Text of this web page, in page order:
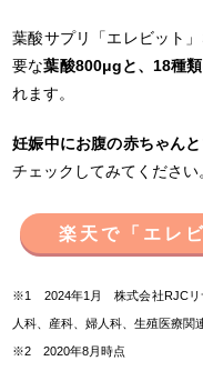
葉酸サプリ「エレビット
要な葉酸800μgと、18種
れます。
妊娠中にお腹の赤ちゃん
チェックしてみてください
楽天で「エレ
※1 2024年1月 株式会社RJCリ
人科、産科、婦人科、生殖医療
※2 2020年8月時点